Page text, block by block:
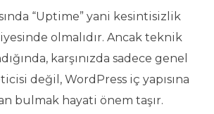
“Uptime” yani kesintisizlik
olmalıdır. Ancak teknik
karşınızda sadece genel
değil, WordPress iç yapısına
bulmak hayati önem taşır.